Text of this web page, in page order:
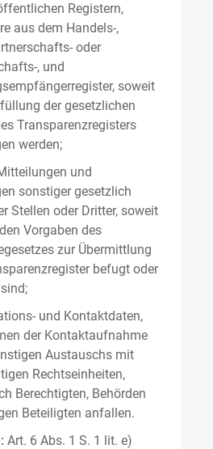
Registern,
aus dem Handels-,
oder
, und
soweit
der gesetzlichen
Transparenzregisters
werden;
und
sonstiger gesetzlich
Stellen oder Dritter, soweit
Vorgaben des
zur Übermittlung
befugt oder
und Kontaktdaten,
der Kontaktaufnahme
Austauschs mit
Rechtseinheiten,
Berechtigten, Behörden
Beteiligten anfallen.
Art. 6 Abs. 1 S. 1 lit. e)